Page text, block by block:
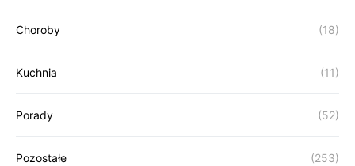
Choroby (18)
Kuchnia (11)
Porady (52)
Pozostałe (253)